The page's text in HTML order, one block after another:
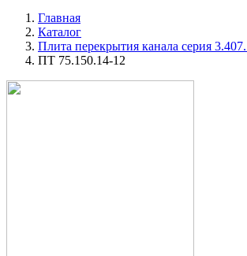
Главная
Каталог
Плита перекрытия канала серия
ПТ 75.150.14-12